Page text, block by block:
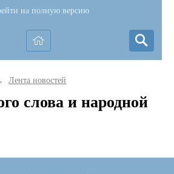
на полную версию
Лента новостей
слова и народной